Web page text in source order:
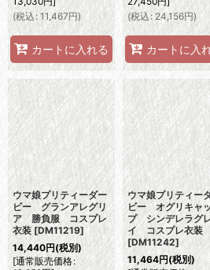
(税込: 11,467円)
カートに入れる
(税込: 24,156円)
カートに入
ウマ娘プリティーダー
ビー グランアレグリ
ア 勝負服 コスプレ
衣装 [DM11219]
14,440円(税別)
[通常販売価格:
ウマ娘プリティー
ビー オグリキャ
プ シンデレラグ
イ コスプレ衣装
[DM11242]
11,464円(税別)